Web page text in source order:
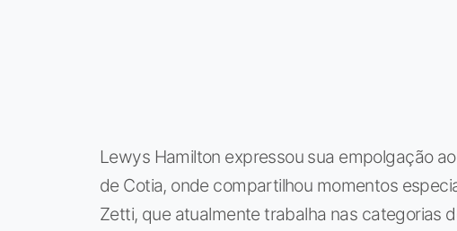
Lewys Hamilton expressou sua empolgação
de Cotia, onde compartilhou momentos
Zetti, que atualmente trabalha nas categorias